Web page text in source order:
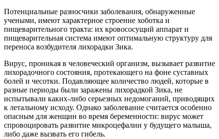
Потенциальные разносчики заболевания, обнаруженные
учеными, имеют характерное строение хоботка и
пищеварительного тракта: их кровососущий аппарат и
пищеварительная система имеют оптимальную структуру для
переноса возбудителя лихорадки Зика.
Вирус, проникая в человеческий организм, вызывает развитие
лихорадочного состояния, протекающего на фоне суставных
болей и чесотки. Подавляющее количество людей, которые в
разные периоды были заражены лихорадкой Зика, не
испытывали каких-либо серьезных недомоганий, приводящих
к летальному исходу. Однако заболевание считается особенно
опасным для женщин во время беременности: вирус может
спровоцировать развитие микроцефалии у будущего малыша,
либо даже вызвать его гибель.